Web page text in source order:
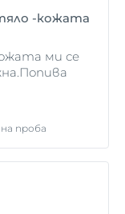
-кожата
ми се
проба